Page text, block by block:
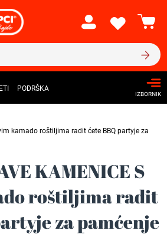
PODRŠKA
IZBORNIK
kamado roštiljima radit ćete BBQ partyje za
KAMENICE S
roštiljima radit
za pamćenje